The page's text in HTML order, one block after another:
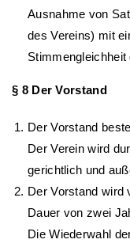
Ausnahme von
des Vereins) mit
Stimmengleichheit
§ 8 Der Vorstand
Der Vorstand
Der Verein wird
gerichtlich und
Der Vorstand wird
Dauer von zwei
Die Wiederwahl